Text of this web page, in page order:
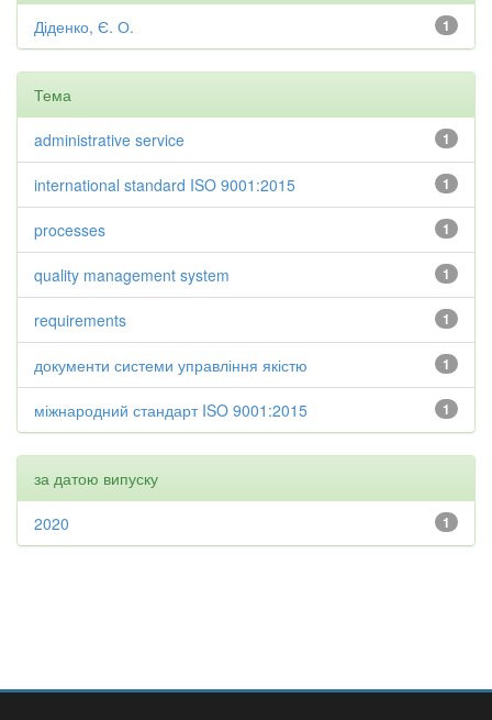
1
Діденко, Є. О.
Тема
1
administrative service
1
international standard ISO 9001:2015
1
processes
1
quality management system
1
requirements
1
документи системи управління якістю
1
міжнародний стандарт ISO 9001:2015
за датою випуску
1
2020